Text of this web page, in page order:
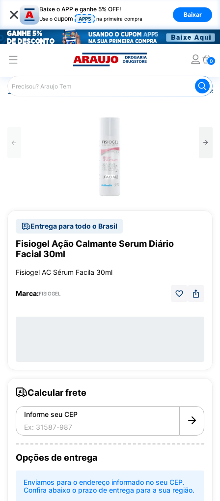
× Baixe o APP e ganhe 5% OFF!
Use o cupom APP5 na primeira compra
Baixar
0
Araujo Dermocosméticos Dermocosméticos para o
Entrega para todo o Brasil
Fisiogel Ação Calmante Serum Diário
Facial 30ml
Fisiogel AC Sérum Facila 30ml
Marca:FISIOGEL
Calcular frete
Informe seu CEP
Opções de entrega
Enviamos para o endereço informado no seu CEP.
Confira abaixo o prazo de entrega para a sua região.